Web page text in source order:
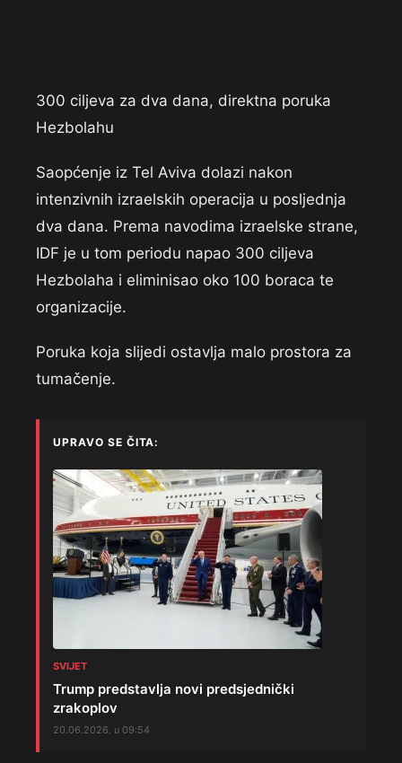
300 ciljeva za dva dana, direktna poruka
Hezbolahu
Saopćenje iz Tel Aviva dolazi nakon
intenzivnih izraelskih operacija u posljednja
dva dana. Prema navodima izraelske strane,
IDF je u tom periodu napao 300 ciljeva
Hezbolaha i eliminisao oko 100 boraca te
organizacije.
Poruka koja slijedi ostavlja malo prostora za
tumačenje.
UPRAVO SE ČITA:
SVIJET
Trump predstavlja novi predsjednički
zrakoplov
20.06.2026. u 09:54